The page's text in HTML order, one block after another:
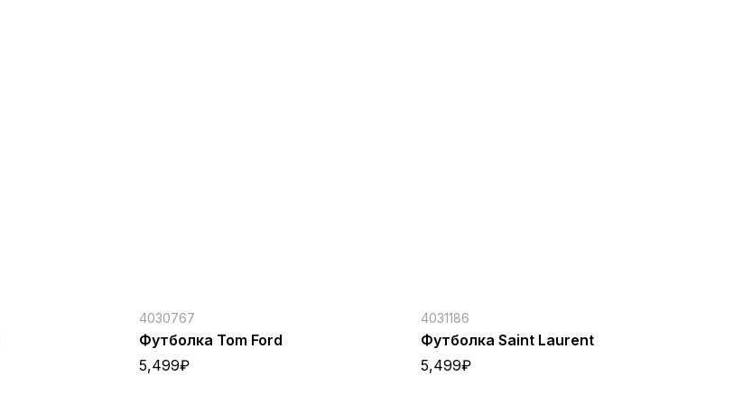
4030767
Футболка Tom Ford
5,499₽
4031186
Футболка Saint Laurent
5,499₽